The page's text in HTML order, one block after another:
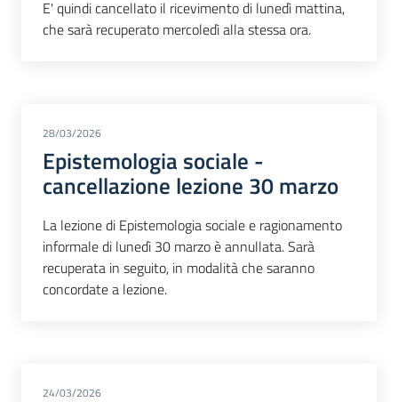
E' quindi cancellato il ricevimento di lunedì mattina,
che sarà recuperato mercoledì alla stessa ora.
28/03/2026
Epistemologia sociale -
cancellazione lezione 30 marzo
La lezione di Epistemologia sociale e ragionamento
informale di lunedì 30 marzo è annullata. Sarà
recuperata in seguito, in modalità che saranno
concordate a lezione.
24/03/2026